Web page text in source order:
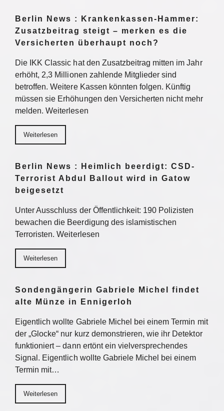
Berlin News : Krankenkassen-Hammer:
Zusatzbeitrag steigt – merken es die
Versicherten überhaupt noch?
Die IKK Classic hat den Zusatzbeitrag mitten im Jahr
erhöht, 2,3 Millionen zahlende Mitglieder sind
betroffen. Weitere Kassen könnten folgen. Künftig
müssen sie Erhöhungen den Versicherten nicht mehr
melden. Weiterlesen
Weiterlesen
Berlin News : Heimlich beerdigt: CSD-
Terrorist Abdul Ballout wird in Gatow
beigesetzt
Unter Ausschluss der Öffentlichkeit: 190 Polizisten
bewachen die Beerdigung des islamistischen
Terroristen. Weiterlesen
Weiterlesen
Sondengängerin Gabriele Michel findet
alte Münze in Ennigerloh
Eigentlich wollte Gabriele Michel bei einem Termin mit
der „Glocke“ nur kurz demonstrieren, wie ihr Detektor
funktioniert – dann ertönt ein vielversprechendes
Signal. Eigentlich wollte Gabriele Michel bei einem
Termin mit…
Weiterlesen